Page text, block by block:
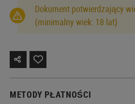
Dokument potwierdzający
(minimalny wiek: 18 lat)
METODY PŁATNOŚCI